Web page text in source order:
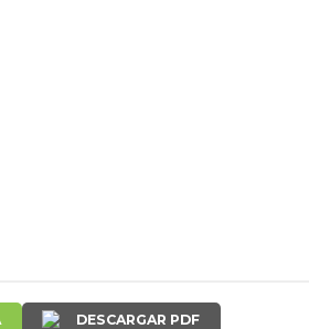
DESCARGAR PDF